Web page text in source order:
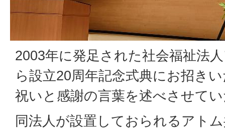
2003年に発足された社会福祉法
ら設立20周年記念式典にお招き
祝いと感謝の言葉を述べさせて
同法人が設置しておられるアト